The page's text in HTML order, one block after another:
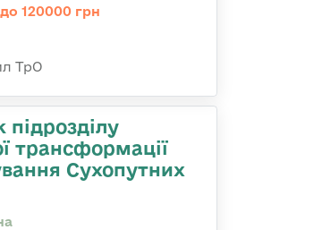
120000 грн
ТрО
підрозділу
трансформації
Сухопутних